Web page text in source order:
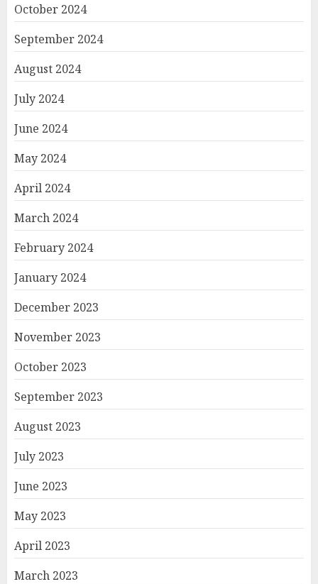
October 2024
September 2024
August 2024
July 2024
June 2024
May 2024
April 2024
March 2024
February 2024
January 2024
December 2023
November 2023
October 2023
September 2023
August 2023
July 2023
June 2023
May 2023
April 2023
March 2023